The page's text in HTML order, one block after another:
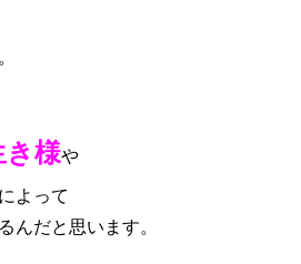
様や
によって
んだと思います。